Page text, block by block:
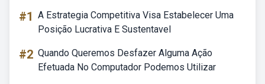
#1 A Estrategia Competitiva Visa Estabelecer Uma
Posição Lucrativa E Sustentavel
#2 Quando Queremos Desfazer Alguma Ação
Efetuada No Computador Podemos Utilizar